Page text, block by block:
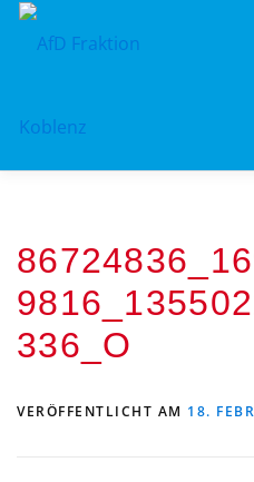
Zum
Inhalt
TERMINE
336_O
VERÖFFENTLICHT AM 18.